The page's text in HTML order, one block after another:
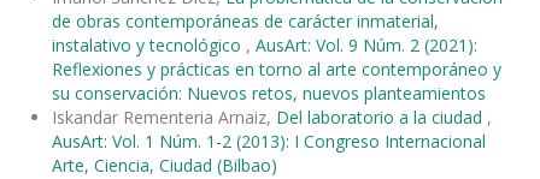
de obras contemporáneas de carácter inmaterial,
instalativo y tecnológico , AusArt: Vol. 9 Núm. 2 (2021):
Reflexiones y prácticas en torno al arte contemporáneo y
su conservación: Nuevos retos, nuevos planteamientos
Iskandar Rementeria Arnaiz, Del laboratorio a la ciudad ,
AusArt: Vol. 1 Núm. 1-2 (2013): I Congreso Internacional
Arte, Ciencia, Ciudad (Bilbao)